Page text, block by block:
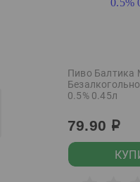
Пиво Балтика
0.5% 0.45л
79.90 р